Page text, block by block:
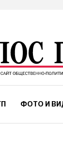
ФОТО И